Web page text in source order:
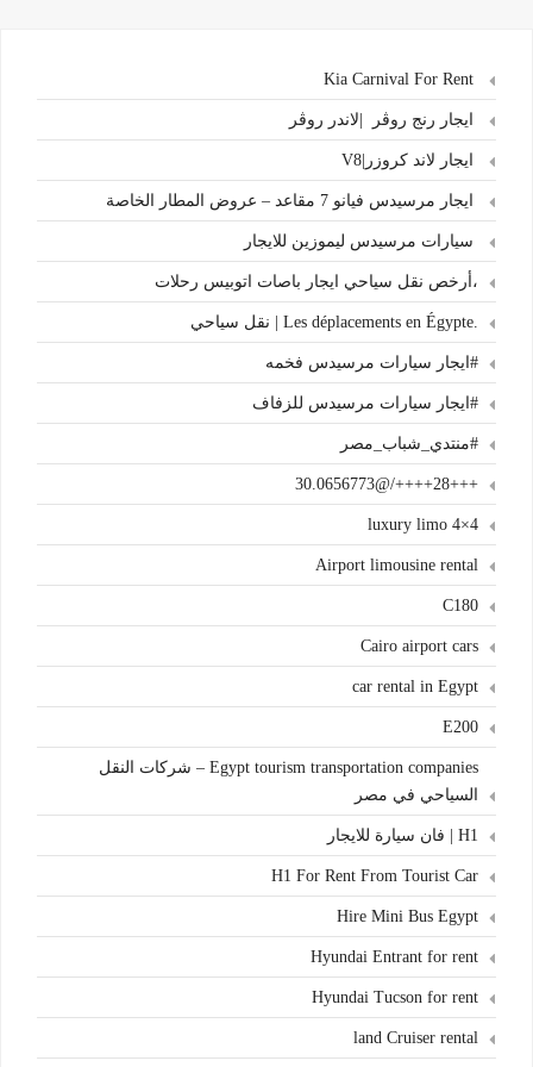
ايجار رنج روڤر |لاندر روڤر
ايجار لاند كروزر|V8
ايجار مرسيدس فيانو 7 مقاعد – عروض المطار الخاصة
سيارات مرسيدس ليموزين للايجار
،أرخص نقل سياحي ايجار باصات اتوبيس رحلات
.Les déplacements en Égypte | نقل سياحي
#ايجار سيارات مرسيدس فخمه
#ايجار سيارات مرسيدس للزفاف
#منتدي_شباب_مصر
+++28++++/@30.0656773
4×4 luxury limo
Airport limousine rental
C180
Cairo airport cars
car rental in Egypt
E200
Egypt tourism transportation companies – شركات النقل
السياحي في مصر
H1 | فان سيارة للايجار
H1 For Rent From Tourist Car
Hire Mini Bus Egypt
Hyundai Entrant for rent
Hyundai Tucson for rent
land Cruiser rental